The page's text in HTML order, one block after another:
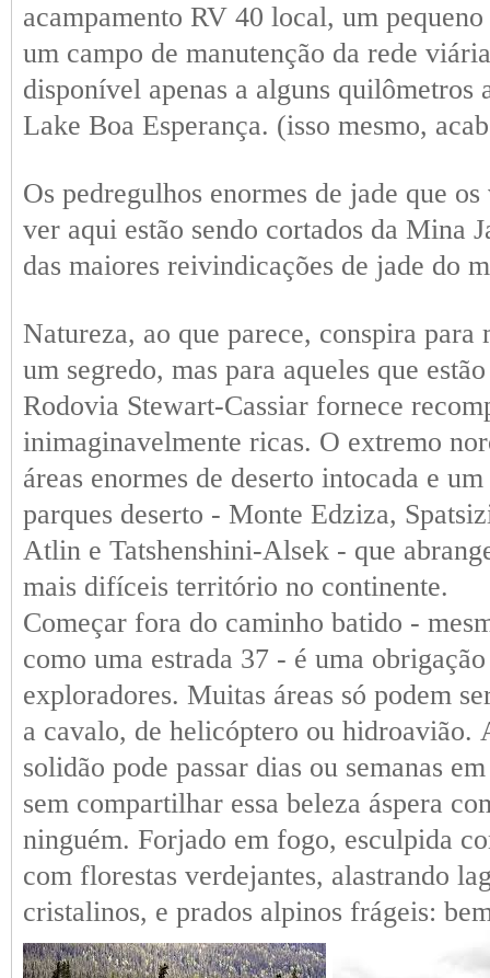
acampamento RV 40 local, um
um campo de manutenção da rede
disponível apenas a alguns quilômetros
Lake Boa Esperança. (isso mesmo,
Os pedregulhos enormes de jade que
ver aqui estão sendo cortados da Mina
das maiores reivindicações de jade do
Natureza, ao que parece, conspira para
um segredo, mas para aqueles que
Rodovia Stewart-Cassiar fornece
inimaginavelmente ricas. O extremo
áreas enormes de deserto intocada e
parques deserto - Monte Edziza,
Atlin e Tatshenshini-Alsek - que
mais difíceis território no continente.
Começar fora do caminho batido -
como uma estrada 37 - é uma
exploradores. Muitas áreas só podem
a cavalo, de helicóptero ou hidroavião.
solidão pode passar dias ou semanas
sem compartilhar essa beleza áspera
ninguém. Forjado em fogo, esculpida
com florestas verdejantes, alastrando
cristalinos, e prados alpinos frágeis: